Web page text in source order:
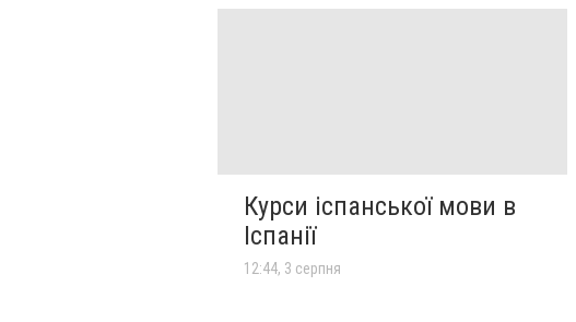
Курси іспанської мови в
Іспанії
12:44, 3 серпня